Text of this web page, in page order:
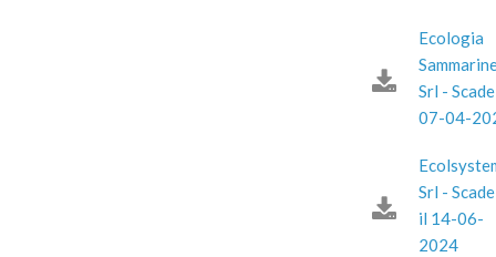
Ecologia
Srl -
07-04-
Srl - Scade
il 14-06-
2024